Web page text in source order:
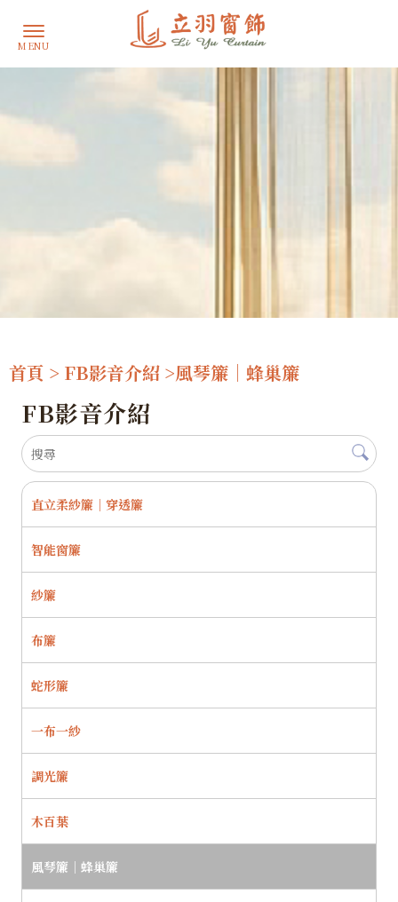
首頁 > FB影音介紹 >風琴簾｜蜂巢簾
FB影音介紹
直立柔紗簾｜穿透簾
智能窗簾
紗簾
布簾
蛇形簾
一布一紗
調光簾
木百葉
風琴簾｜蜂巢簾